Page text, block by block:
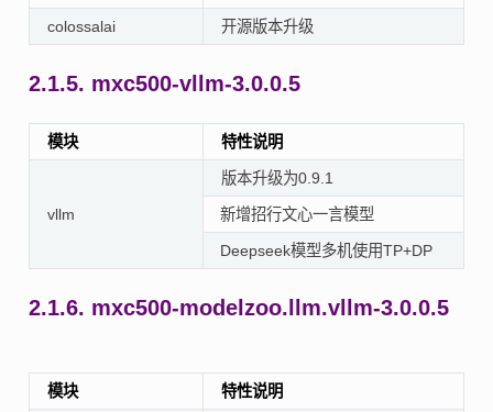
colossalai 开源版本升级
2.1.5. mxc500-vllm-3.0.0.5
模块 特性说明
vllm
版本升级为0.9.1
新增招行文心一言模型
Deepseek模型多机使用TP+DP
2.1.6. mxc500-modelzoo.llm.vllm-3.0.0.5
模块 特性说明